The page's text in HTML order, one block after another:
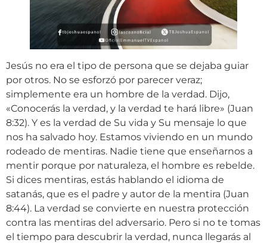
Jesús no era el tipo de persona que se dejaba guiar
por otros. No se esforzó por parecer veraz;
simplemente era un hombre de la verdad. Dijo,
«Conocerás la verdad, y la verdad te hará libre» (Juan
8:32). Y es la verdad de Su vida y Su mensaje lo que
nos ha salvado hoy. Estamos viviendo en un mundo
rodeado de mentiras. Nadie tiene que enseñarnos a
mentir porque por naturaleza, el hombre es rebelde.
Si dices mentiras, estás hablando el idioma de
satanás, que es el padre y autor de la mentira (Juan
8:44). La verdad se convierte en nuestra protección
contra las mentiras del adversario. Pero si no te tomas
el tiempo para descubrir la verdad, nunca llegarás al